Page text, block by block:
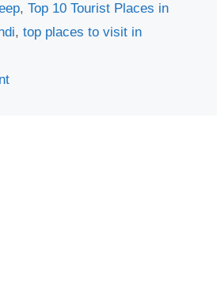
, Top 10 Tourist Places in
, top places to visit in